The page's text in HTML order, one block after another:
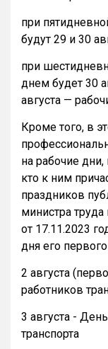
при
будут 29 и 30
при
днем будет 30
августа —
Кроме того, в
на рабочие
кто к ним
праздников
министра
от 17.11.2023
дня его
2 августа
работников
3 августа -
транспорта